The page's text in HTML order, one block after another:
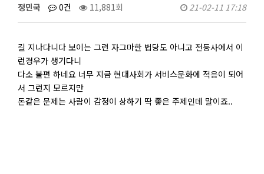
정민국 0건 11,881회 21-02-11 17:18
길 지나다니다 보이는 그런 자그마한 법당도 아니고 전등사에서 이
런경우가 생기다니
다소 불편 하네요 너무 지금 현대사회가 서비스문화에 적응이 되어
서 그런지 모르지만
돈같은 문제는 사람이 감정이 상하기 딱 좋은 주제인데 말이죠..